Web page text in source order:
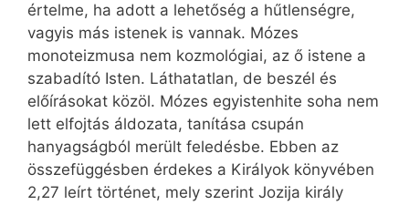
értelme, ha adott a lehetőség a hűtlenségre,
vagyis más istenek is vannak. Mózes
monoteizmusa nem kozmológiai, az ő istene a
szabadító Isten. Láthatatlan, de beszél és
előírásokat közöl. Mózes egyistenhite soha nem
lett elfojtás áldozata, tanítása csupán
hanyagságból merült feledésbe. Ebben az
összefüggésben érdekes a Királyok könyvében
2,27 leírt történet, mely szerint Jozija király